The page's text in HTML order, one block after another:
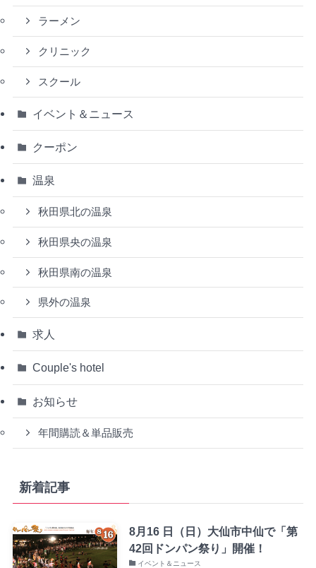
ラーメン
クリニック
スクール
イベント＆ニュース
クーポン
温泉
秋田県北の温泉
秋田県央の温泉
秋田県南の温泉
県外の温泉
求人
Couple's hotel
お知らせ
年間購読＆単品販売
新着記事
8月16 日（日）大仙市中仙で「第
42回ドンパン祭り」開催！
イベント＆ニュース